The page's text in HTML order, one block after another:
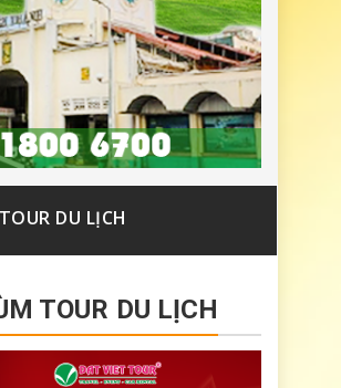
TOUR DU LỊCH
TOUR DU LỊCH